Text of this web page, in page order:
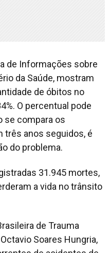
de Informações sobre
da Saúde, mostram
de óbitos no
O percentual pode
se compara os
três anos seguidos, é
do problema.
31.945 mortes,
a vida no trânsito
de Trauma
Soares Hungria,